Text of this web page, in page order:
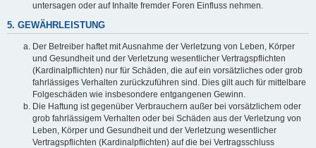
untersagen oder auf Inhalte fremder Foren Einfluss nehmen.
5. GEWÄHRLEISTUNG
Der Betreiber haftet mit Ausnahme der Verletzung von Leben, Körper
und Gesundheit und der Verletzung wesentlicher Vertragspflichten
(Kardinalpflichten) nur für Schäden, die auf ein vorsätzliches oder grob
fahrlässiges Verhalten zurückzuführen sind. Dies gilt auch für mittelbare
Folgeschäden wie insbesondere entgangenen Gewinn.
Die Haftung ist gegenüber Verbrauchern außer bei vorsätzlichem oder
grob fahrlässigem Verhalten oder bei Schäden aus der Verletzung von
Leben, Körper und Gesundheit und der Verletzung wesentlicher
Vertragspflichten (Kardinalpflichten) auf die bei Vertragsschluss